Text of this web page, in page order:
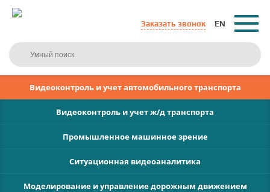
Заказать звонок EN
Видеоконтроль и учет автомобильного транспорта
Видеоконтроль и учет ж/д транспорта
Промышленное машинное зрение
Ситуационная видеоаналитика
Моделирование и управление дорожным движением